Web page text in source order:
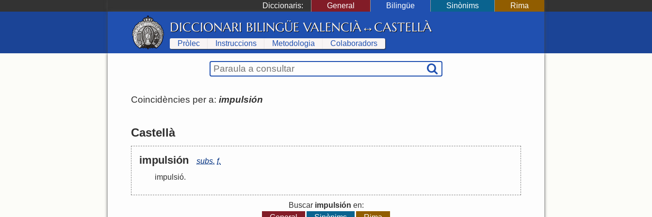
Diccionaris: General Bilingüe Sinònims Rima
DICCIONARI BILINGÜE VALENCIÀ↔CASTELLÀ
Pròlec Instruccions Metodologia Colaboradors
Coincidències per a: impulsión
Castellà
impulsión subs. f.
impulsió.
Buscar impulsión en: